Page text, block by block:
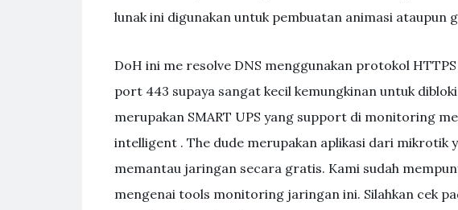
lunak ini digunakan untuk pembuatan animasi ataupun
DoH ini me resolve DNS menggunakan protokol
port 443 supaya sangat kecil kemungkinan untuk
merupakan SMART UPS yang support di monitoring
intelligent . The dude merupakan aplikasi dari mikrotik
memantau jaringan secara gratis. Kami sudah
mengenai tools monitoring jaringan ini. Silahkan cek